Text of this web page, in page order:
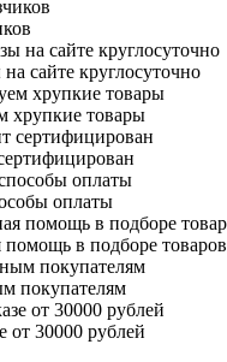
сайте круглосуточно
хрупкие товары
оплаты
в подборе товаров
покупателям
от 30000 рублей